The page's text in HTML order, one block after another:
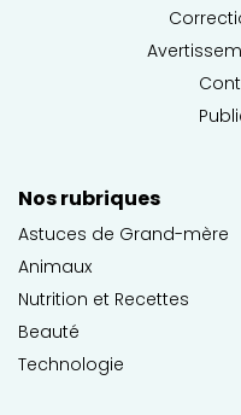
Nos rubriques
Astuces de Grand-mère
Animaux
Nutrition et Recettes
Beauté
Technologie